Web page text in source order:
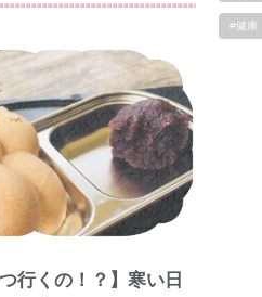
行くの！？】寒い日
#健康